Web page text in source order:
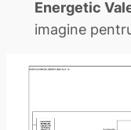
Energetic
imagine